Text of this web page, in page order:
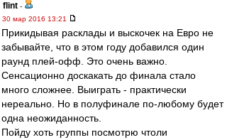
flint -
30 мар 2016 13:21
Прикидывая расклады и выскочек на Евро не
забывайте, что в этом году добавился один
раунд плей-офф. Это очень важно.
Сенсационно доскакать до финала стало
много сложнее. Выиграть - практически
нереально. Но в полуфинале по-любому будет
одна неожиданность.
Пойду хоть группы посмотрю чтоли